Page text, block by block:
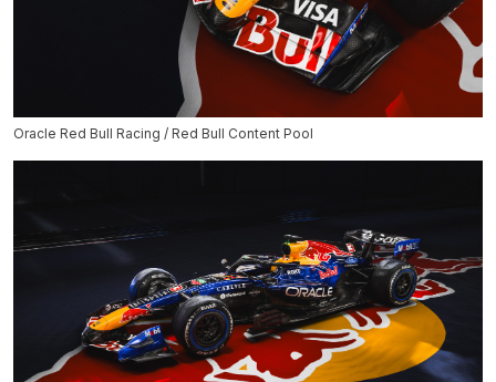
Oracle Red Bull Racing / Red Bull Content Pool